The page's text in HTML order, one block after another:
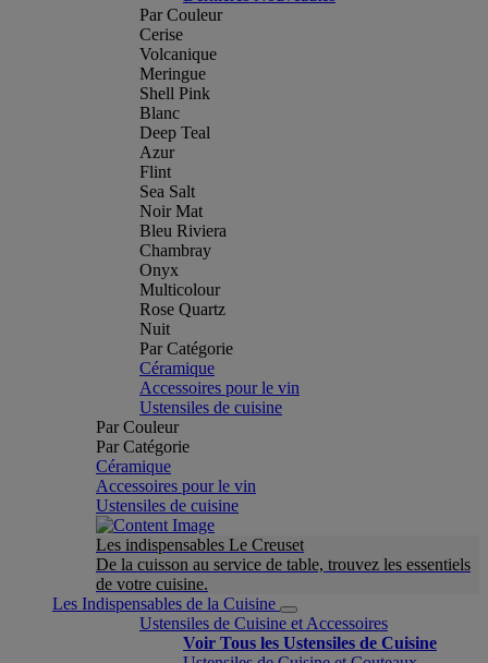
Par Couleur
Cerise
Volcanique
Meringue
Shell Pink
Blanc
Deep Teal
Azur
Flint
Sea Salt
Noir Mat
Bleu Riviera
Chambray
Onyx
Multicolour
Rose Quartz
Nuit
Par Catégorie
Céramique
Accessoires pour le vin
Ustensiles de cuisine
Par Couleur
Par Catégorie
Céramique
Accessoires pour le vin
Ustensiles de cuisine
Les indispensables Le Creuset
De la cuisson au service de table, trouvez les essentiels
de votre cuisine.
Les Indispensables de la Cuisine
Ustensiles de Cuisine et Accessoires
Voir Tous les Ustensiles de Cuisine